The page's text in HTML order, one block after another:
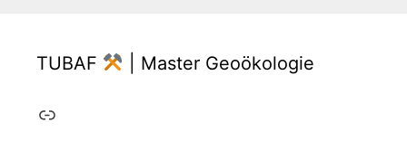
TUBAF | Master Geoökologie
Link